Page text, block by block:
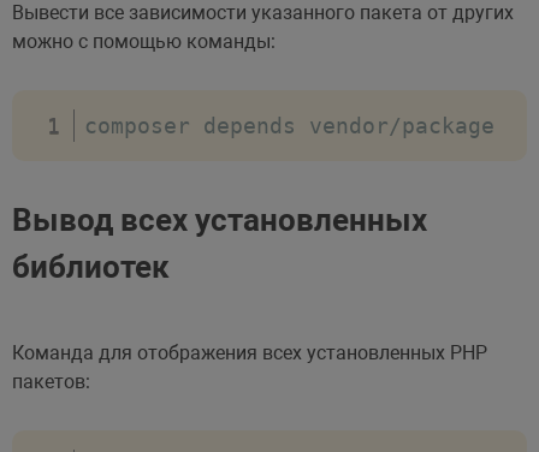
Вывести все зависимости указанного пакета от других
можно с помощью команды:
composer depends vendor/package
Вывод всех установленных
библиотек
Команда для отображения всех установленных PHP
пакетов: